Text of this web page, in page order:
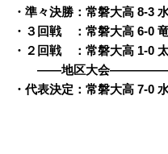
・準々決勝：常磐大高 8-3
・３回戦 ：常磐大高 6-0
・２回戦 ：常磐大高 1-0
——地区大会
・代表決定：常磐大高 7-0